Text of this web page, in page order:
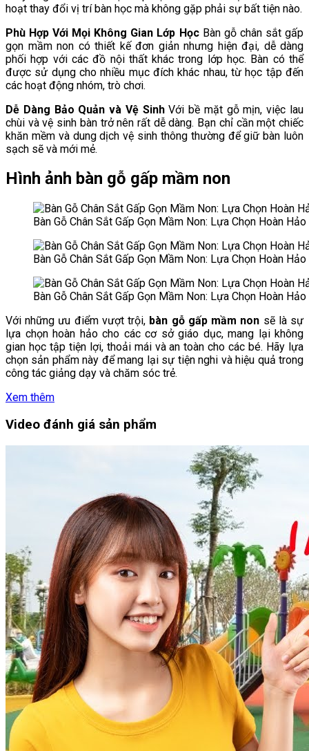
hoạt thay đổi vị trí bàn học mà không gặp phải sự bất tiện nào.
Phù Hợp Với Mọi Không Gian Lớp HọcBàn gỗ chân sắt gấp
gọn mầm non có thiết kế đơn giản nhưng hiện đại, dễ dàng
phối hợp với các đồ nội thất khác trong lớp học. Bàn có thể
được sử dụng cho nhiều mục đích khác nhau, từ học tập đến
các hoạt động nhóm, trò chơi.
Dễ Dàng Bảo Quản và Vệ SinhVới bề mặt gỗ mịn, việc lau
chùi và vệ sinh bàn trở nên rất dễ dàng. Bạn chỉ cần một chiếc
khăn mềm và dung dịch vệ sinh thông thường để giữ bàn luôn
sạch sẽ và mới mẻ.
Hình ảnh bàn gỗ gấp mầm non
Bàn Gỗ Chân Sắt Gấp Gọn Mầm Non: Lựa Chọn Hoàn
Bàn Gỗ Chân Sắt Gấp Gọn Mầm Non: Lựa Chọn Hoàn
Bàn Gỗ Chân Sắt Gấp Gọn Mầm Non: Lựa Chọn Hoàn
Với những ưu điểm vượt trội, bàn gỗ gấp mầm non sẽ là sự
lựa chọn hoàn hảo cho các cơ sở giáo dục, mang lại không
gian học tập tiện lợi, thoải mái và an toàn cho các bé. Hãy lựa
chọn sản phẩm này để mang lại sự tiện nghi và hiệu quả trong
công tác giảng dạy và chăm sóc trẻ.
Xem thêm
Video đánh giá sản phẩm